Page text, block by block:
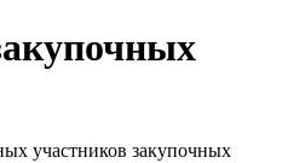
участников закупочных